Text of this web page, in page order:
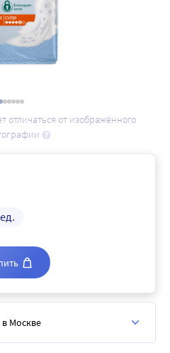
от изображённого
в Москве